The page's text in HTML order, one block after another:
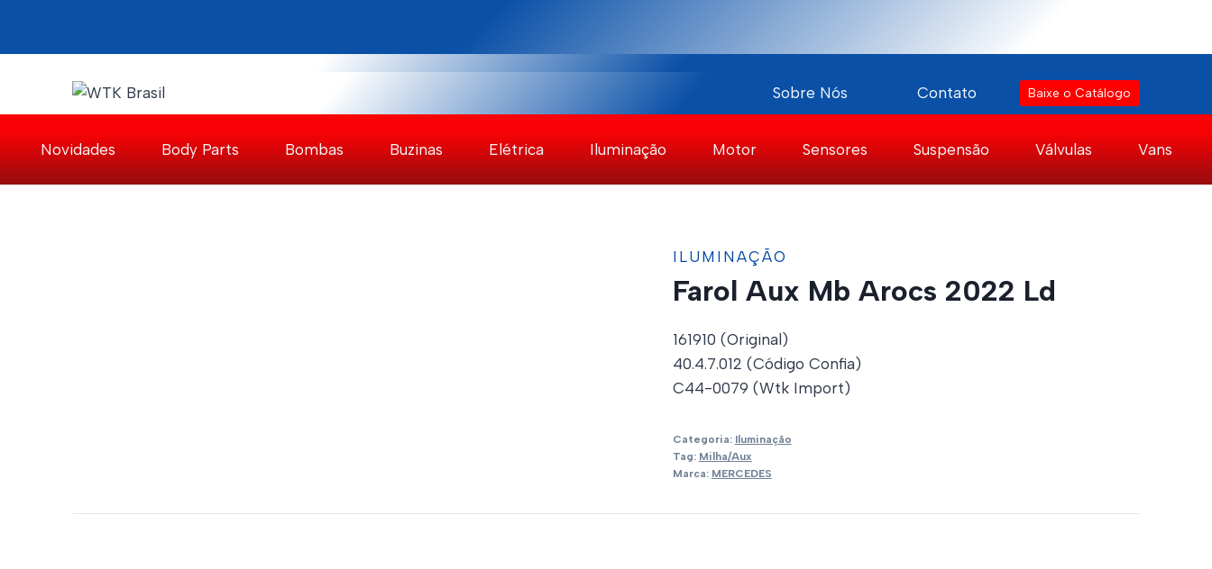
o
Sobre Nós Contato Baixe o Catálogo
Novidades Body Parts Bombas Buzinas Elétrica Iluminação Motor Sensores Suspensão Válvulas Vans
ILUMINAÇÃO
Farol Aux Mb Arocs 2022 Ld
161910 (Original)
40.4.7.012 (Código Confia)
C44-0079 (Wtk Import)
Categoria: Iluminação
Tag: Milha/Aux
Marca: MERCEDES